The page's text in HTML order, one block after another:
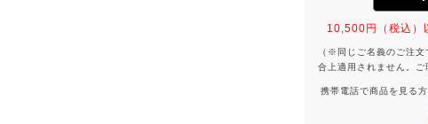
10,500円（税込）
（※同じご名義のご注
合上適用されません。ご
携帯電話で商品を見る